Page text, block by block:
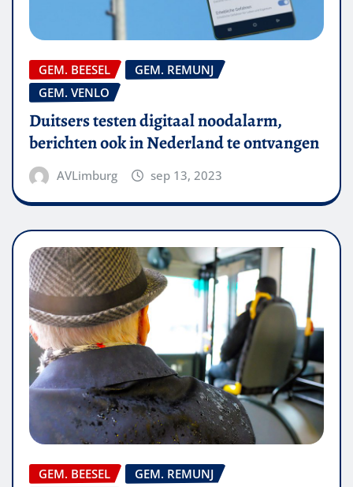
GEM. BEESEL
GEM. REMUNJ
GEM. VENLO
Duitsers testen digitaal noodalarm,
berichten ook in Nederland te ontvangen
AVLimburg sep 13, 2023
GEM. BEESEL
GEM. REMUNJ